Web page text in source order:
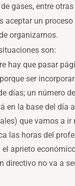
gases, entre
un
organizarnos.
son:
hay que pasar
ser
días; un número
en la base del
que vamos a
las horas del
aprieto
no va a